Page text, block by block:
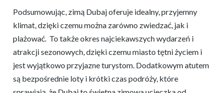
Podsumowując, zimą Dubaj oferuje idealny, przyjemny
klimat, dzięki czemu można zarówno zwiedzać, jak i
plażować. To także okres najciekawszych wydarzeń i
atrakcji sezonowych, dzięki czemu miasto tętni życiem i
jest wyjątkowo przyjazne turystom. Dodatkowym atutem
są bezpośrednie loty i krótki czas podróży, które